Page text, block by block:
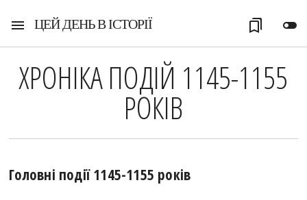
menu ЦЕЙ ДЕНЬ В ІСТОРІЇ toggle_off
bookmarks
ХРОНІКА ПОДІЙ 1145-1155
РОКІВ
Головні події 1145-1155 років